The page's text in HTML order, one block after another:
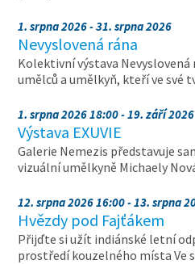
1. srpna 2026 - 31. srpna 2026
Nevyslovená rána
Kolektivní výstava Nevyslovená
umělců a umělkyň, kteří ve
1. srpna 2026 18:00 - 19. září 2026
Výstava EXUVIE
Galerie Nemezis představuje
vizuální umělkyně Michaely
12. srpna 2026 16:00 - 13. srpna
Hvězdy pod Fajťákem
Přijďte si užít indiánské letní
prostředí kouzelného místa Ve